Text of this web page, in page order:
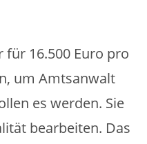
für 16.500 Euro pro
um Amtsanwalt
es werden. Sie
bearbeiten. Das